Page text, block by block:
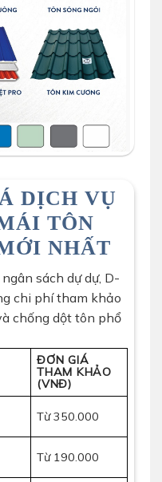
DỊCH VỤ
TÔN
NHẤT
sách dự dự, D-
chi phí tham khảo
chống dột tôn phổ
ĐƠN GIÁ
THAM KHẢO
(VNĐ)
Từ 350.000
Từ 190.000